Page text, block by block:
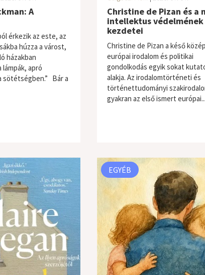
A
érkezik az este, az
húzza a várost,
házakban
lámpák, apró
sötétségben.” Bár a
Christine de Pizan és a
intellektus védelmének
kezdetei
Christine de Pizan a késő
európai irodalom és politikai
gondolkodás egyik sokat
alakja. Az irodalomtörténeti és
történettudományi
gyakran az első ismert európai...
EGYÉB